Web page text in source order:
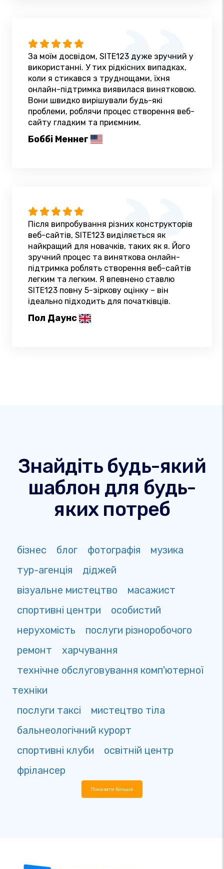
За моїм досвідом, SITE123 дуже зручний у
використанні. У тих рідкісних випадках,
коли я стикався з труднощами, їхня
онлайн-підтримка виявилася винятковою.
Вони швидко вирішували будь-які
проблеми, роблячи процес створення веб-
сайту гладким та приємним.
Боббі Меннег
Після випробування різних конструкторів
веб-сайтів, SITE123 виділяється як
найкращий для новачків, таких як я. Його
зручний процес та виняткова онлайн-
підтримка роблять створення веб-сайтів
легким та легким. Я впевнено ставлю
SITE123 повну 5-зіркову оцінку – він
ідеально підходить для початківців.
Пол Даунс
Знайдіть будь-який
шаблон для будь-
яких потреб
бізнес блог фотографія
музика
тур-агенція
діджей
візуальне мистецтво
масажист
спортивні центри
особистий
нерухомість
послуги різноробочого
ремонт
харчування
технічне обслуговування комп'ютерної
техніки
послуги таксі
мистецтво тіла
бальнеологічний курорт
спортивні клуби
освітній центр
фрілансер
Показати більше